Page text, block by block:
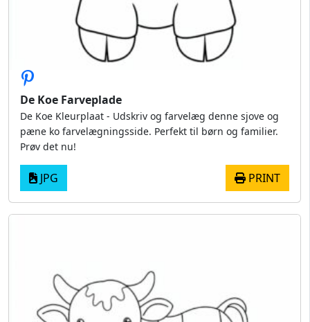
De Koe Farveplade
De Koe Kleurplaat - Udskriv og farvelæg denne sjove og
pæne ko farvelægningsside. Perfekt til børn og familier.
Prøv det nu!
JPG PRINT